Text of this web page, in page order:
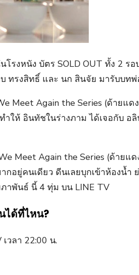
รงหนัง บัตร SOLD OUT ทั้ง 2
บ ทรงสิทธิ์ และ นก สินจัย มารับบ
ห้ อินทัชในร่างภาม ได้เจอกับ อ
ยู่คนเดียว ดีนเลยบุกเข้าห้องน้ำ
ภาพันธ์ นี้ 4 ทุ่ม บน LINE TV
ได้ที่ไหน?
วลา 22:00 น.